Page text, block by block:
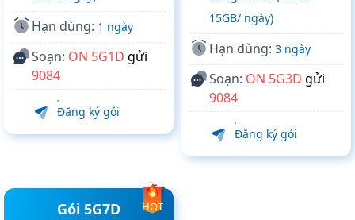
Hạn dùng: 1 ngày
Soạn: ON 5G1D gửi
9084
Đăng ký gói
15GB/ ngày)
Hạn dùng: 3 ngày
Soạn: ON 5G3D gửi
9084
Đăng ký gói
HOT
Gói 5G7D